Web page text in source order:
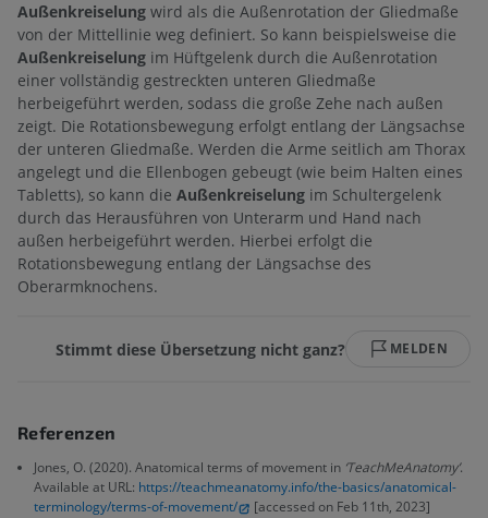
Außenkreiselung wird als die Außenrotation der Gliedmaße
von der Mittellinie weg definiert. So kann beispielsweise die
Außenkreiselung im Hüftgelenk durch die Außenrotation
einer vollständig gestreckten unteren Gliedmaße
herbeigeführt werden, sodass die große Zehe nach außen
zeigt. Die Rotationsbewegung erfolgt entlang der Längsachse
der unteren Gliedmaße. Werden die Arme seitlich am Thorax
angelegt und die Ellenbogen gebeugt (wie beim Halten eines
Tabletts), so kann die Außenkreiselung im Schultergelenk
durch das Herausführen von Unterarm und Hand nach
außen herbeigeführt werden. Hierbei erfolgt die
Rotationsbewegung entlang der Längsachse des
Oberarmknochens.
Stimmt diese Übersetzung nicht ganz? MELDEN
Referenzen
Jones, O. (2020). Anatomical terms of movement in ‘TeachMeAnatomy’.
Available at URL: https://teachmeanatomy.info/the-basics/anatomical-
terminology/terms-of-movement/
[accessed on Feb 11th, 2023]